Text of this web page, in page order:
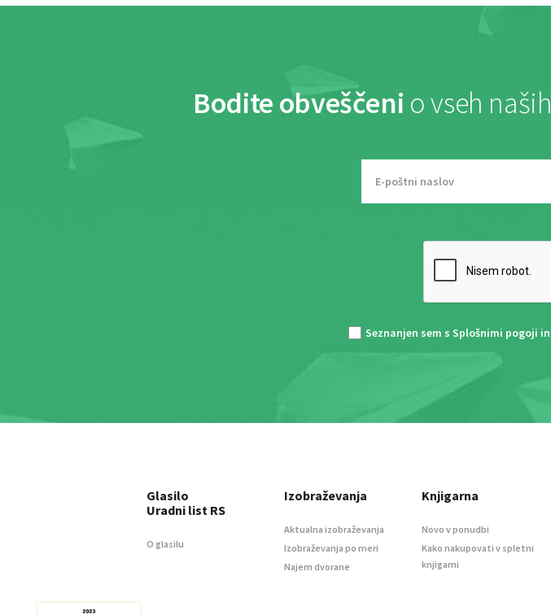
Bodite obveščeni o vseh
Seznanjen sem s Splošnimi pogoji
Glasilo
Uradni list RS
O glasilu
Izobraževanja
Aktualna izobraževanja
Izobraževanja po meri
Najem dvorane
Knjigarna
Novo v ponudbi
Kako nakupovati v spletni
knjigarni